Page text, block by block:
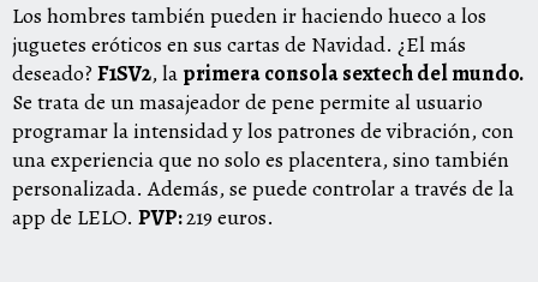
Los hombres también pueden ir haciendo hueco a los
juguetes eróticos en sus cartas de Navidad. ¿El más
deseado? F1SV2, la primera consola sextech del mundo.
Se trata de un masajeador de pene permite al usuario
programar la intensidad y los patrones de vibración, con
una experiencia que no solo es placentera, sino también
personalizada. Además, se puede controlar a través de la
app de LELO. PVP:219 euros.